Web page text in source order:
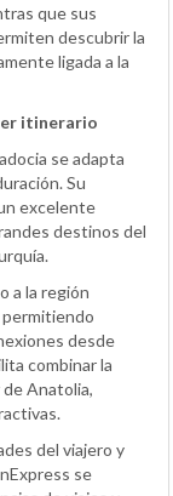
que sus
descubrir la
ligada a la
itinerario
se adapta
Su
excelente
destinos del
a la región
permitiendo
desde
combinar la
Anatolia,
del viajero y
se